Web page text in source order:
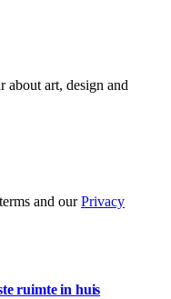
about art, design and
and ourPrivacy
ruimte in huis